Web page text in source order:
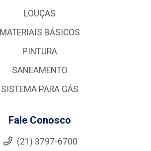
LOUÇAS
MATERIAIS BÁSICOS
PINTURA
SANEAMENTO
SISTEMA PARA GÁS
Fale Conosco
(21) 3797-6700